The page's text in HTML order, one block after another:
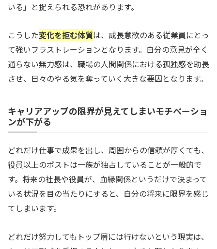
いる」と捉えられる恐れがあります。
こうした変化を拒む体質は、成長意欲のある従業員にとっ
て強いフラストレーションとなります。自分の意見が全く
通らない無力感は、職場の人間関係における孤独感を助長
させ、日々のやる気を奪っていく大きな要因となります。
キャリアアップの限界が見えてしまいモチベーショ
ンが下がる
どれだけ仕事で成果を出し、周囲からの信頼が厚くても、
役員以上のポストは一族が独占していることが一般的で
す。将来の社長や役員が、血縁関係というだけで決まって
いる状況を目の当たりにすると、自分の将来に限界を感じ
てしまいます。
どれだけ努力してもトップ層には行けないという現実は、